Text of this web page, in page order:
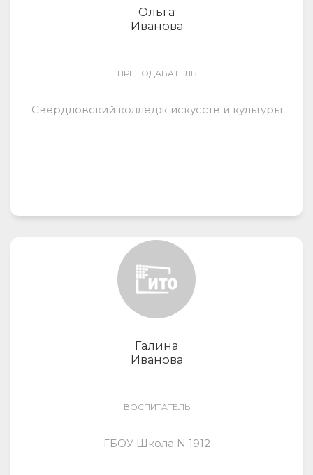
Ольга
Иванова
ПРЕПОДАВАТЕЛЬ
Свердловский колледж искусств и культуры
Галина
Иванова
ВОСПИТАТЕЛЬ
ГБОУ Школа N 1912